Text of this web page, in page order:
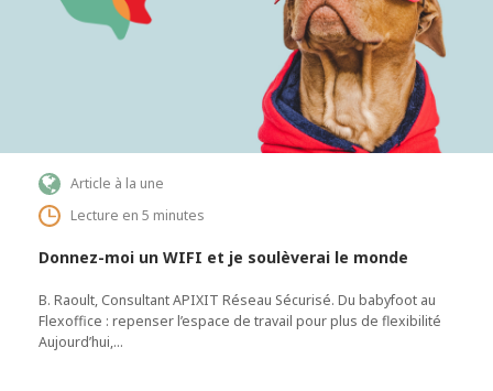
Donnez-moi un WIFI et je soulèverai le monde
B. Raoult, Consultant APIXIT Réseau Sécurisé. Du babyfoot au
Flexoffice : repenser l’espace de travail pour plus de flexibilité
Aujourd’hui,…
Article à la une
Lecture en 5 minutes